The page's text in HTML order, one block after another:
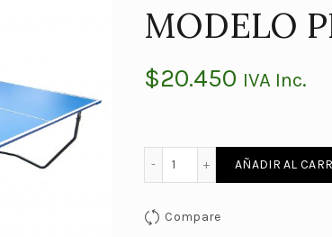
MODELO
$20.450 IVA Inc.
MESA DE PING PONG -
AÑADIR AL
Compare